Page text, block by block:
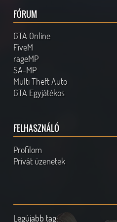
FÓRUM
GTA Online
FiveM
rageMP
SA-MP
Multi Theft Auto
GTA Egyjátékos
FELHASZNÁLÓ
Profilom
Privát üzenetek
Legújabb tag: